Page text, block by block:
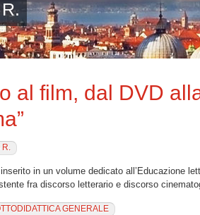
al film, dal DVD
R.
inserito in un volume dedicato all’Educazione
fra discorso letterario e discorso
GENERALE